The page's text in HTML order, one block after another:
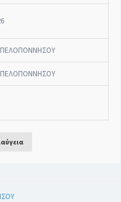
ΠΕΛΟΠΟΝΝΗΣΟΥ
ΠΕΛΟΠΟΝΝΗΣΟΥ